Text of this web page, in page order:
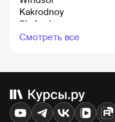
Kakrodnoy
Skyford
Everyday English Online
Advance
Kaplan school
Ibuben
Смотреть все